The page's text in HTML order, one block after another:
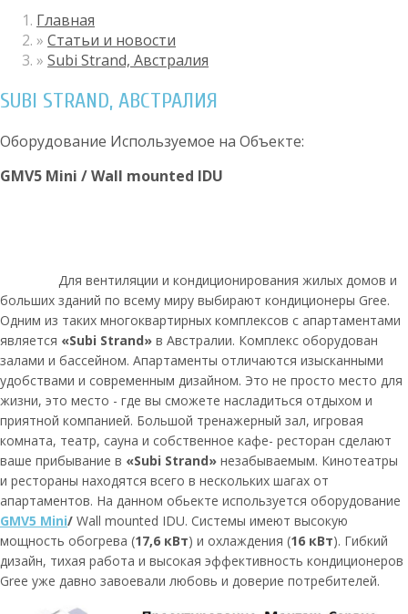
Главная
» Статьи и новости
» Subi Strand, Австралия
SUBI STRAND, АВСТРАЛИЯ
Оборудование Используемое на Объекте:
GMV5 Mini / Wall mounted IDU
Для вентиляции и кондиционирования жилых домов и
больших зданий по всему миру выбирают кондиционеры Gree.
Одним из таких многоквартирных комплексов с апартаментами
является «Subi Strand» в Австралии. Комплекс оборудован
залами и бассейном. Апартаменты отличаются изысканными
удобствами и современным дизайном. Это не просто место для
жизни, это место - где вы сможете насладиться отдыхом и
приятной компанией. Большой тренажерный зал, игровая
комната, театр, сауна и собственное кафе- ресторан сделают
ваше прибывание в «Subi Strand» незабываемым. Кинотеатры
и рестораны находятся всего в нескольких шагах от
апартаментов. На данном обьекте используется оборудование
GMV5 Mini/ Wall mounted IDU. Системы имеют высокую
мощность обогрева (17,6 кВт) и охлаждения (16 кВт). Гибкий
дизайн, тихая работа и высокая эффективность кондиционеров
Gree уже давно завоевали любовь и доверие потребителей.